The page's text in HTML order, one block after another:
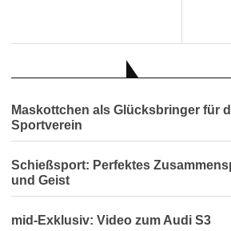
Maskottchen als Glücksbringer für
Sportverein
Schießsport: Perfektes
und Geist
mid-Exklusiv: Video zum Audi S3